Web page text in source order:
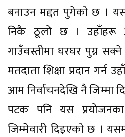
बनाउन मद्दत पुगेको छ । यस
निकै ठूलो छ । उहाँहरू
गाउँवस्तीमा घरघर पुग्न
मतदाता शिक्षा प्रदान गर्न
आम निर्वाचनदेखि नै जिम्मा
पटक पनि यस
जिम्मेवारी दिइएको छ ।